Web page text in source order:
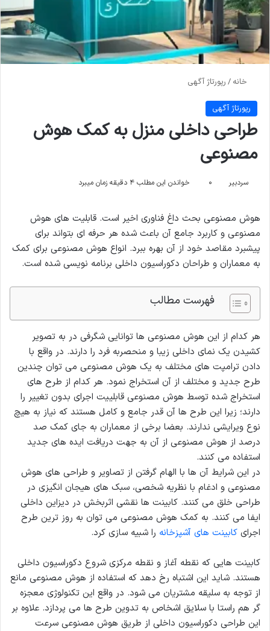
خانه / رپورتاژ آگهی
رپورتاژ آگهی
طراحی داخلی منزل به کمک هوش
مصنوعی
سردبیر ۰ خواندن این مطلب ۴ دقیقه زمان میبرد
هوش مصنوعی بحث داغ فناوری اخیر است. قابلیت های هوش
مصنوعی و کاربرد جامع آن باعث شده هر حرفه ای بتواند برای
پیشبرد مقاصد خود از آن بهره ببرد. انواع هوش مصنوعی برای کمک
به معماران و طراحان دکوراسیون داخلی برنامه نویسی شده است.
فهرست مطالب
هر کدام از این هوش مصنوعی ها توانایی شگرفی در به تصویر
کشیدن یک نمای داخلی زیبا و منحصربه فرد را دارند. در واقع با
دادن ترامپت های مختلف به یک هوش مصنوعی می توان چندین
طرح جدید و مختلف از آن استخراج نمود. هر کدام از طرح های
استخراج شده توسط هوش مصنوعی قابلییت اجرای بدون تغییر را
دارند‌؛ زیرا این طرح ها آن قدر جامع و کامل هستند که نیاز به هیچ
نوع ویرایشی ندارند. بعضا برخی از معماران به جای کمک صد
درصد از هوش مصنوعی از آن به جهت دریافت ایده های جدید
استفاده می کنند.
در این شرایط آن ها با الهام گرفتن از تصاویر و طراحی های هوش
مصنوعی و ادغام با نظریه شخصی، سبک های هیجان انگیزی در
طراحی خلق می کنند. کابینت ها نقشی اثربخش در دیزاین داخلی
ایفا می کنند. به کمک هوش مصنوعی می توان به روز ترین طرح
اجرای کابینت های آشپزخانه را شبیه سازی کرد.
کابینت هایی که نقطه آغاز و نقطه مرکزی شروع دکوراسیون داخلی
هستند. شاید این اشتباه رخ دهد که استفاده از هوش مصنوعی مانع
از توجه به سلیقه مشتریان می شود. در واقع این تکنولوژی معجزه
گر هم راستا با سلایق اشخاص به تدوین طرح ها می پردازد. علاوه بر
این طراحی دکوراسیون داخلی از طریق هوش مصنوعی سرعت